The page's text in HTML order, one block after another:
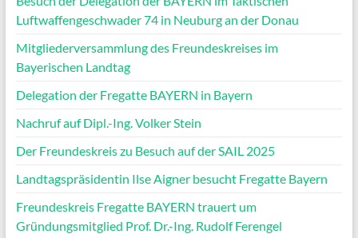
Luftwaffengeschwader 74 in Neuburg an der Donau
Mitgliederversammlung des Freundeskreises im
Bayerischen Landtag
Delegation der Fregatte BAYERN in Bayern
Nachruf auf Dipl.-Ing. Volker Stein
Der Freundeskreis zu Besuch auf der SAIL 2025
Landtagspräsidentin Ilse Aigner besucht Fregatte Bayern
Freundeskreis Fregatte BAYERN trauert um
Gründungsmitglied Prof. Dr.-Ing. Rudolf Ferengel